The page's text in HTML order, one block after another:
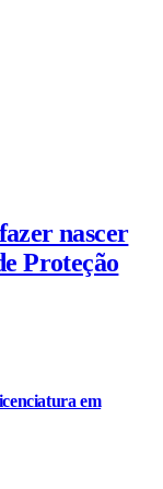
nascer
Proteção
em